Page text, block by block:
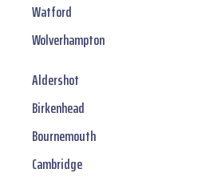
Watford
Wolverhampton
Aldershot
Birkenhead
Bournemouth
Cambridge